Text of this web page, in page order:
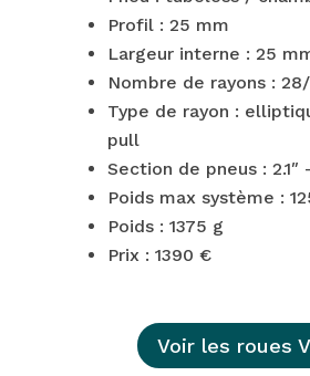
Profil : 25 mm
Largeur interne : 25
Nombre de rayons :
Type de rayon :
pull
Section de pneus : 2.1″
Poids max système :
Poids : 1375 g
Prix : 1390 €
Voir les roues